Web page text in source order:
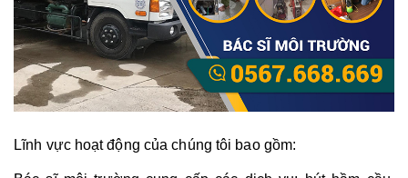
Lĩnh vực hoạt động của chúng tôi bao gồm: